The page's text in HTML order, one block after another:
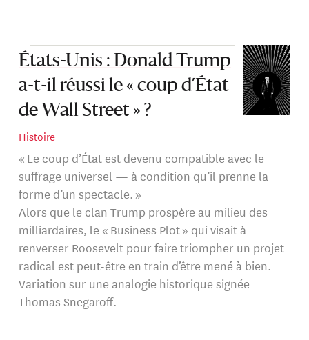
États-Unis : Donald Trump
a-t-il réussi le « coup d’État
de Wall Street » ?
Histoire
« Le coup d’État est devenu compatible avec le
suffrage universel — à condition qu’il prenne la
forme d’un spectacle. »
Alors que le clan Trump prospère au milieu des
milliardaires, le « Business Plot » qui visait à
renverser Roosevelt pour faire triompher un projet
radical est peut-être en train d’être mené à bien.
Variation sur une analogie historique signée
Thomas Snegaroff.